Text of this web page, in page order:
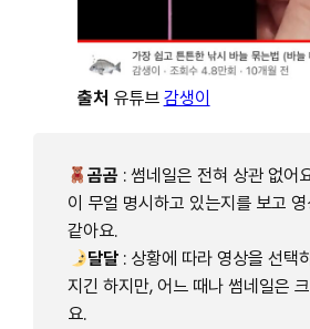
출처 유튜브감생이
곰곰 : 썸네일은 전혀 상관 없어
이 무얼 명시하고 있는지를 보고
같아요.
달달 : 상황에 따라 영상을 선택
지긴 하지만, 어느 때나 썸네일은
요.